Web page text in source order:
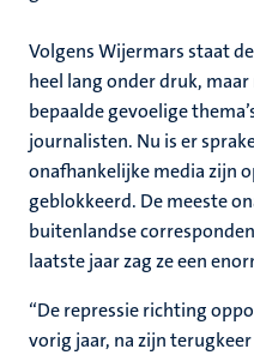
Volgens Wijermars staat
heel lang onder druk,
bepaalde gevoelige
journalisten. Nu is er
onafhankelijke media zijn
geblokkeerd. De meeste
buitenlandse
laatste jaar zag ze een
“De repressie richting
vorig jaar, na zijn